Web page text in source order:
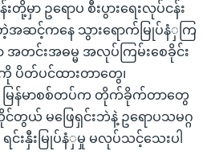
မှာ ဥရောပ စီးပွားရေးလုပ်ငန်း
ဆင့်ကနေ သွားရောက်မြုပ်နံှကြ
တင်းအဓမ္မ အလုပ်ကြမ်းစေခိုင်း
ပိတ်ပင်ထားတာတွေ၊
မြန်မာစစ်တပ်က တိုက်ခိုက်တာတွေ
တွယ် မဖြေရှင်းဘဲနဲ့ ဥရောပသမဂ္ဂ
းနှီးမြုပ်နံှမှု မလုပ်သင့်သေးပါ